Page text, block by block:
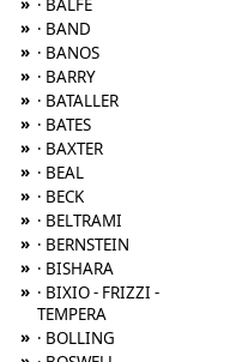
· BALFE
» · BAND
» · BANOS
» · BARRY
» · BATALLER
» · BATES
» · BAXTER
» · BEAL
» · BECK
» · BELTRAMI
» · BERNSTEIN
» · BISHARA
» · BIXIO - FRIZZI -
TEMPERA
» · BOLLING